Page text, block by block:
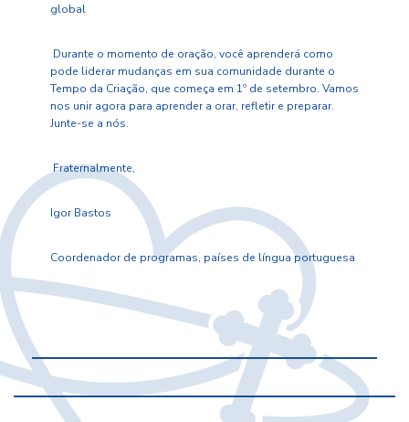
global
Durante o momento de oração, você aprenderá como
pode liderar mudanças em sua comunidade durante o
Tempo da Criação, que começa em 1º de setembro. Vamos
nos unir agora para aprender a orar, refletir e preparar.
Junte-se a nós.
Fraternalmente,
Igor Bastos
Coordenador de programas, países de língua portuguesa